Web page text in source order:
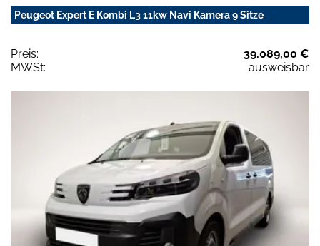
Peugeot Expert E Kombi L3 11kw Navi Kamera 9 Sitze
Preis:
39.089,00 €
MWSt:
ausweisbar